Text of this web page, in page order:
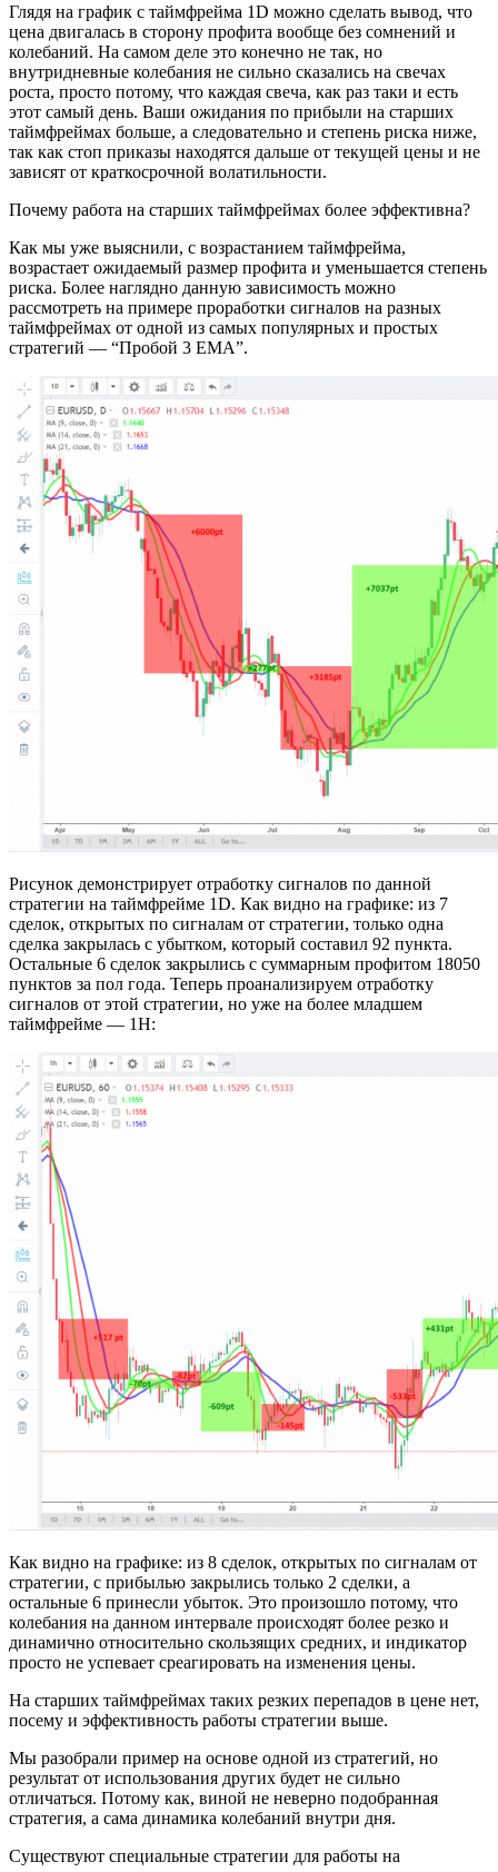
Глядя на график с таймфрейма 1D можно сделать вывод, что
цена двигалась в сторону профита вообще без сомнений и
колебаний. На самом деле это конечно не так, но
внутридневные колебания не сильно сказались на свечах
роста, просто потому, что каждая свеча, как раз таки и есть
этот самый день. Ваши ожидания по прибыли на старших
таймфреймах больше, а следовательно и степень риска ниже,
так как стоп приказы находятся дальше от текущей цены и не
зависят от краткосрочной волатильности.
Почему работа на старших таймфреймах более эффективна?
Как мы уже выяснили, с возрастанием таймфрейма,
возрастает ожидаемый размер профита и уменьшается степень
риска. Более наглядно данную зависимость можно
рассмотреть на примере проработки сигналов на разных
таймфреймах от одной из самых популярных и простых
стратегий — “Пробой 3 ЕМА”.
Рисунок демонстрирует отработку сигналов по данной
стратегии на таймфрейме 1D. Как видно на графике: из 7
сделок, открытых по сигналам от стратегии, только одна
сделка закрылась с убытком, который составил 92 пункта.
Остальные 6 сделок закрылись с суммарным профитом 18050
пунктов за пол года. Теперь проанализируем отработку
сигналов от этой стратегии, но уже на более младшем
таймфрейме — 1Н:
Как видно на графике: из 8 сделок, открытых по сигналам от
стратегии, с прибылью закрылись только 2 сделки, а
остальные 6 принесли убыток. Это произошло потому, что
колебания на данном интервале происходят более резко и
динамично относительно скользящих средних, и индикатор
просто не успевает среагировать на изменения цены.
На старших таймфреймах таких резких перепадов в цене нет,
посему и эффективность работы стратегии выше.
Мы разобрали пример на основе одной из стратегий, но
результат от использования других будет не сильно
отличаться. Потому как, виной не неверно подобранная
стратегия, а сама динамика колебаний внутри дня.
Существуют специальные стратегии для работы на